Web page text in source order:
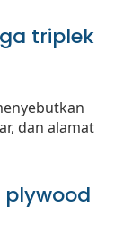
triplek
dan alamat